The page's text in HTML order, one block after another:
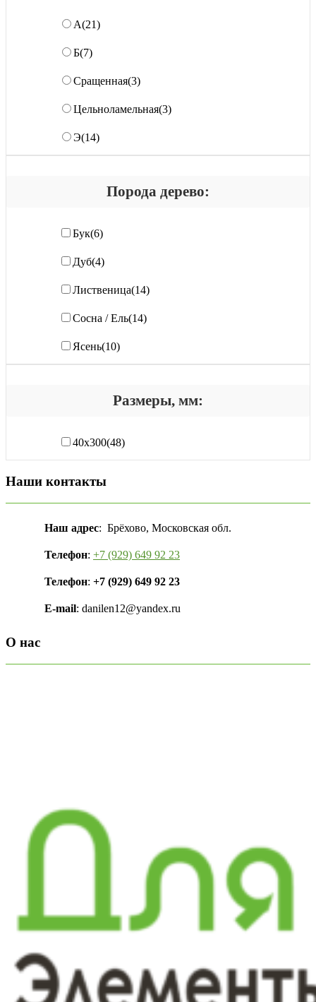
А(21)
Б(7)
Сращенная(3)
Цельноламельная(3)
Э(14)
Порода дерево:
Бук(6)
Дуб(4)
Лиственица(14)
Сосна / Ель(14)
Ясень(10)
Размеры, мм:
40х300(48)
Наши контакты
Наш адрес: Брёхово, Московская обл.
Телефон: +7 (929) 649 92 23
Телефон: +7 (929) 649 92 23
E-mail: danilen12@yandex.ru
О нас